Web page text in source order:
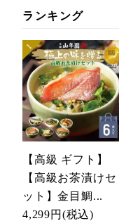
ランキング
【高級 ギフト】
【高級お茶漬けセ
ット】金目鯛...
4,299円 (税込)